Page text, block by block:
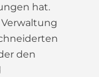
hat.
den